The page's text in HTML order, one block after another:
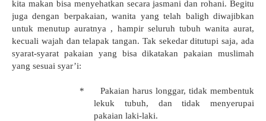
kita makan bisa menyehatkan secara jasmani dan rohani. Begitu
juga dengan berpakaian, wanita yang telah baligh diwajibkan
untuk menutup auratnya , hampir seluruh tubuh wanita aurat,
kecuali wajah dan telapak tangan. Tak sekedar ditutupi saja, ada
syarat-syarat pakaian yang bisa dikatakan pakaian muslimah
yang sesuai syar’i:
*
Pakaian harus longgar, tidak membentuk
lekuk tubuh, dan tidak menyerupai
pakaian laki-laki.